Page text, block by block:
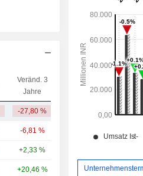
Veränd. 3
Jahre
Kap.($)
-27,80 % 7,72 Mrd.
-6,81 %
+2,33 %
+20,46 % 74,36 Mrd.